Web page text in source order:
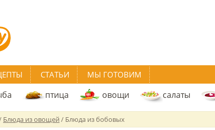
СТАТЬИ МЫ ГОТОВИМ
птица овощи салаты
Блюда из овощей / Блюда из бобовых